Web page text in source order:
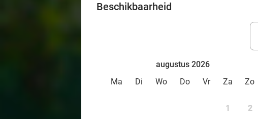
Beschikbaarheid
augustus 2026
Ma
Di Wo Do Vr Za Zo
1 2